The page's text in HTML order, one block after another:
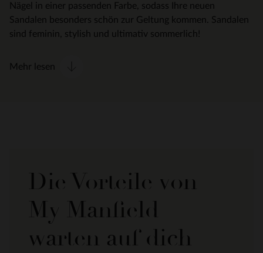
Nägel in einer passenden Farbe, sodass Ihre neuen
Sandalen besonders schön zur Geltung kommen. Sandalen
sind feminin, stylish und ultimativ sommerlich!
Mehr lesen
Die Vorteile von
My Manfield
warten auf dich